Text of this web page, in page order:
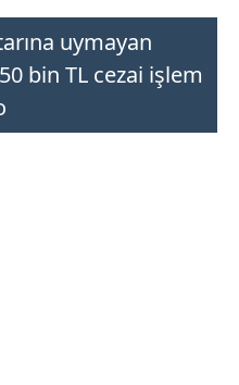
uymayan
bin TL cezai işlem